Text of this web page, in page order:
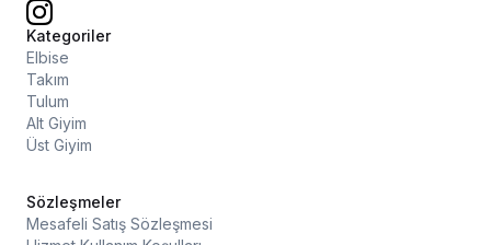
Kategoriler
Elbise
Takım
Tulum
Alt Giyim
Üst Giyim
Sözleşmeler
Mesafeli Satış Sözleşmesi